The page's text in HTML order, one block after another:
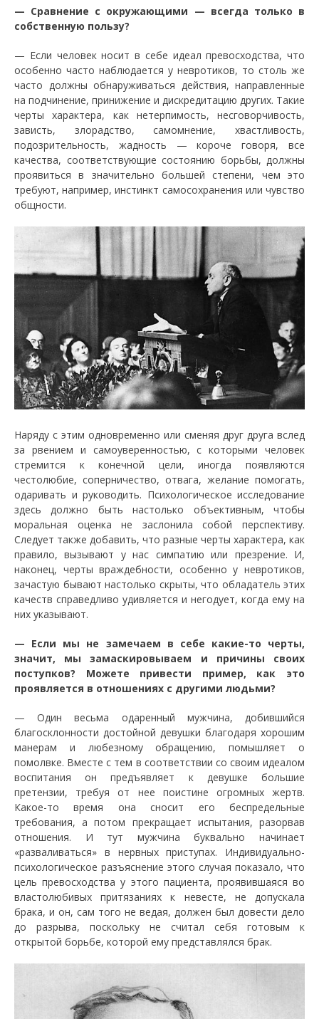
— Сравнение с окружающими — всегда только в
собственную пользу?
— Если человек носит в себе идеал превосходства, что
особенно часто наблюдается у невротиков, то столь же
часто должны обнаруживаться действия, направленные
на подчинение, принижение и дискредитацию других. Такие
черты характера, как нетерпимость, несговорчивость,
зависть, злорадство, самомнение, хвастливость,
подозрительность, жадность — короче говоря, все
качества, соответствующие состоянию борьбы, должны
проявиться в значительно большей степени, чем это
требуют, например, инстинкт самосохранения или чувство
общности.
Наряду с этим одновременно или сменяя друг друга вслед
за рвением и самоуверенностью, с которыми человек
стремится к конечной цели, иногда появляются
честолюбие, соперничество, отвага, желание помогать,
одаривать и руководить. Психологическое исследование
здесь должно быть настолько объективным, чтобы
моральная оценка не заслонила собой перспективу.
Следует также добавить, что разные черты характера, как
правило, вызывают у нас симпатию или презрение. И,
наконец, черты враждебности, особенно у невротиков,
зачастую бывают настолько скрыты, что обладатель этих
качеств справедливо удивляется и негодует, когда ему на
них указывают.
— Если мы не замечаем в себе какие-то черты,
значит, мы замаскировываем и причины своих
поступков? Можете привести пример, как это
проявляется в отношениях с другими людьми?
— Один весьма одаренный мужчина, добившийся
благосклонности достойной девушки благодаря хорошим
манерам и любезному обращению, помышляет о
помолвке. Вместе с тем в соответствии со своим идеалом
воспитания он предъявляет к девушке большие
претензии, требуя от нее поистине огромных жертв.
Какое-то время она сносит его беспредельные
требования, а потом прекращает испытания, разорвав
отношения. И тут мужчина буквально начинает
«разваливаться» в нервных приступах. Индивидуально-
психологическое разъяснение этого случая показало, что
цель превосходства у этого пациента, проявившаяся во
властолюбивых притязаниях к невесте, не допускала
брака, и он, сам того не ведая, должен был довести дело
до разрыва, поскольку не считал себя готовым к
открытой борьбе, которой ему представлялся брак.